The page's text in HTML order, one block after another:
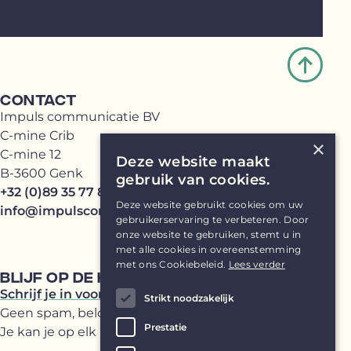
CONTACT
Impuls communicatie BV
C-mine Crib
C-mine 12
B-3600 Genk
+32 (0)89 35 77 81
info@impulscommunicatie.be
BLIJF OP DE HOOGTE
Schrijf je in voor onze Impuls(br)ief
Geen spam, beloofd!
Je kan je op elk moment uitschrijven.
×
Deze website maakt
gebruik van cookies.
Deze website gebruikt cookies om uw
gebruikerservaring te verbeteren. Door
onze website te gebruiken, stemt u in
met alle cookies in overeenstemming
met ons Cookiebeleid. Lees verder
Strikt noodzakelijk
Prestatie